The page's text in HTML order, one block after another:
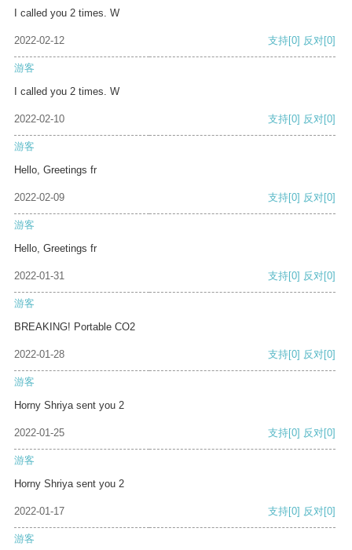
I called you 2 times. W
2022-02-12 支持[0] 反对[0]
游客
I called you 2 times. W
2022-02-10 支持[0] 反对[0]
游客
Hello, Greetings fr
2022-02-09 支持[0] 反对[0]
游客
Hello, Greetings fr
2022-01-31 支持[0] 反对[0]
游客
BREAKING! Portable CO2
2022-01-28 支持[0] 反对[0]
游客
Horny Shriya sent you 2
2022-01-25 支持[0] 反对[0]
游客
Horny Shriya sent you 2
2022-01-17 支持[0] 反对[0]
游客